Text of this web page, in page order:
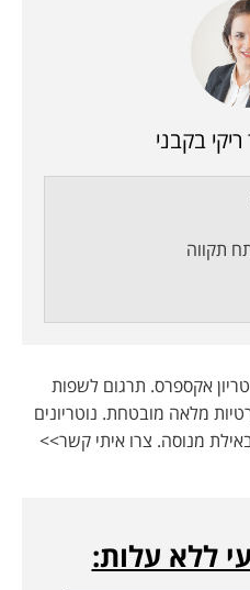
אקספרס. תרגום לשפות
מלאה מובטחת. נוטריונים
מנוסה. צרו איתי קשר>>
ללא עלות: